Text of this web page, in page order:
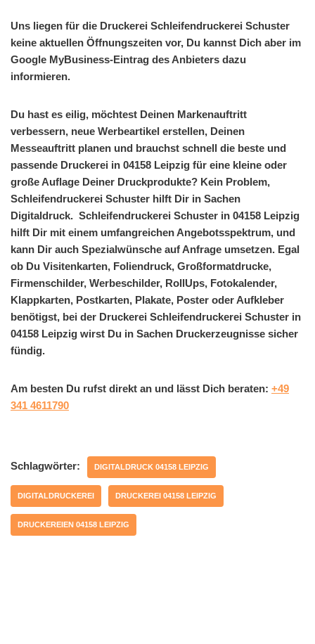
Uns liegen für die Druckerei Schleifendruckerei Schuster
keine aktuellen Öffnungszeiten vor, Du kannst Dich aber im
Google MyBusiness-Eintrag des Anbieters dazu
informieren.
Du hast es eilig, möchtest Deinen Markenauftritt
verbessern, neue Werbeartikel erstellen, Deinen
Messeauftritt planen und brauchst schnell die beste und
passende Druckerei in 04158 Leipzig für eine kleine oder
große Auflage Deiner Druckprodukte? Kein Problem,
Schleifendruckerei Schuster hilft Dir in Sachen
Digitaldruck. Schleifendruckerei Schuster in 04158 Leipzig
hilft Dir mit einem umfangreichen Angebotsspektrum, und
kann Dir auch Spezialwünsche auf Anfrage umsetzen. Egal
ob Du Visitenkarten, Foliendruck, Großformatdrucke,
Firmenschilder, Werbeschilder, RollUps, Fotokalender,
Klappkarten, Postkarten, Plakate, Poster oder Aufkleber
benötigst, bei der Druckerei Schleifendruckerei Schuster in
04158 Leipzig wirst Du in Sachen Druckerzeugnisse sicher
fündig.
Am besten Du rufst direkt an und lässt Dich beraten: +49
341 4611790
Schlagwörter: DIGITALDRUCK 04158 LEIPZIG
DIGITALDRUCKEREI DRUCKEREI 04158 LEIPZIG
DRUCKEREIEN 04158 LEIPZIG